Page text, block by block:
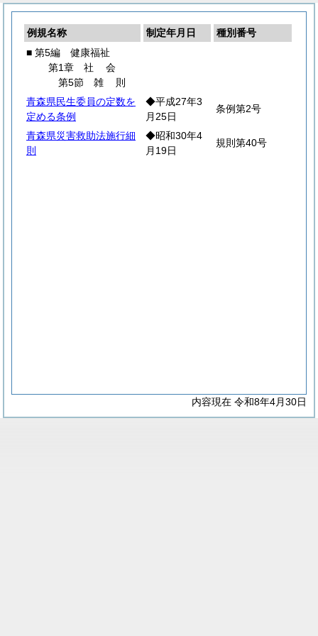
例規名称 制定年月日
種別番号
■ 第5編 健康福祉
第1章 社会
第5節 雑 則
青森県民生委員の定数を
定める条例
◆平成27年3
月25日
条例第2号
青森県災害救助法施行細
則
◆昭和30年4
月19日
規則第40号
内容現在 令和8年4月30日